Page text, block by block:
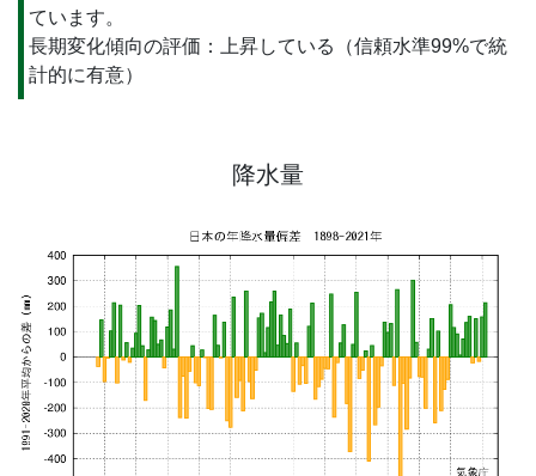
ています。
長期変化傾向の評価：上昇している（信頼水準99%で統
計的に有意）
降水量